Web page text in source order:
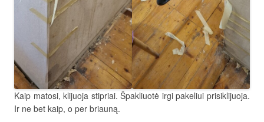
Kaip matosi, klijuoja stipriai. Špakliuotė irgi pakeliui prisiklijuoja.
Ir ne bet kaip, o per briauną.